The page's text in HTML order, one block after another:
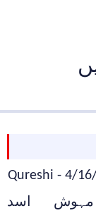
- Qureshi
مہوش اسد